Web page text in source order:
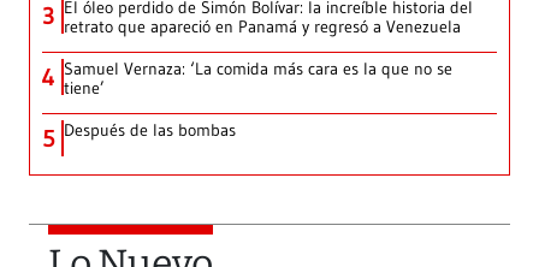
3 El óleo perdido de Simón Bolívar: la increíble historia del
retrato que apareció en Panamá y regresó a Venezuela
4 Samuel Vernaza: ‘La comida más cara es la que no se
tiene’
5 Después de las bombas